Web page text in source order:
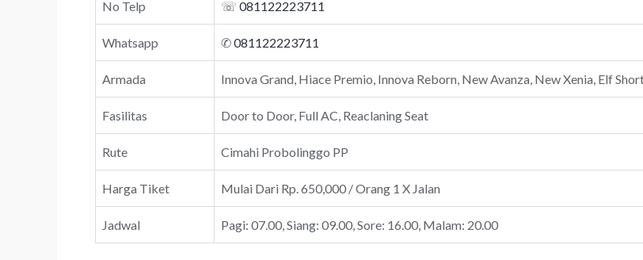
No Telp ☏ 081122223711
Whatsapp ✆081122223711
Armada Innova Grand, Hiace Premio, Innova Reborn, New Avanza, New Xenia, Elf
Fasilitas Door to Door, Full AC, Reaclaning Seat
Rute Cimahi Probolinggo PP
Harga Tiket Mulai Dari Rp. 650,000 / Orang 1 X Jalan
Jadwal Pagi: 07.00, Siang: 09.00, Sore: 16.00, Malam: 20.00